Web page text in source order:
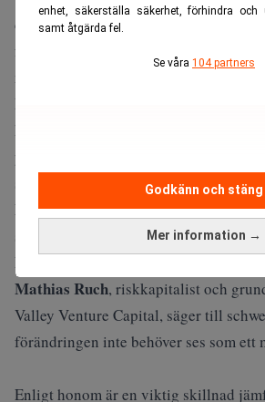
enhet, säkerställa säkerhet, förhindra och
samt åtgärda fel.
Se våra 104 partners
Mer information →
Godkänn och stäng
centrum för kryptovalutor och
företag byggde nya tjänster kring en
marknad.
Men efter flera år av kraftiga
kryptobranschen gått in i en ny fas. De
projekten har försvunnit och
Läs också:Stablecoin – en fara för
Blockkedjetekniken har fått större
Mathias Ruch, riskkapitalist och
Valley Venture Capital, säger till
förändringen inte behöver ses som ett
Enligt honom är en viktig skillnad